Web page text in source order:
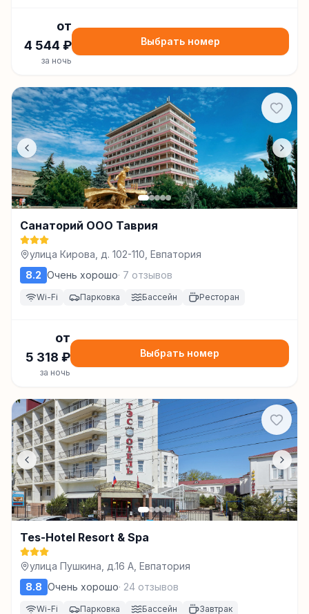
от
4 544 ₽
за ночь
Выбрать номер
Санаторий ООО Таврия
улица Кирова, д. 102-110, Евпатория
8.2 Очень хорошо· 7 отзывов
Wi-Fi Парковка Бассейн Ресторан
от
5 318 ₽
за ночь
Выбрать номер
Tes-Hotel Resort & Spa
улица Пушкина, д.16 А, Евпатория
8.8 Очень хорошо· 24 отзывов
Wi-Fi Парковка Бассейн Завтрак